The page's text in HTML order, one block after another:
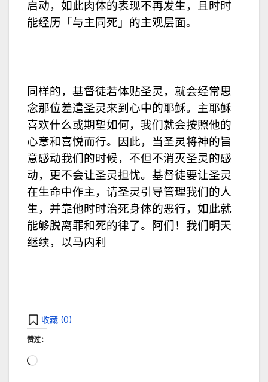
启动，如此肉体的表现不再发生，且时时
能经历「与主同死」的主观层面。
同样的，基督徒若体贴圣灵，就会经常思
念那位差遣圣灵来到心中的耶稣。主耶稣
喜欢什么或期望如何，我们就会按照他的
心意和喜悦而行。因此，当圣灵将神的旨
意感动我们的时候，不但不消灭圣灵的感
动，更不会让圣灵担忧。基督徒要让圣灵
在生命中作主，请圣灵引导管理我们的人
生，并靠他时时治死身体的恶行，如此就
能够脱离罪和死的律了。阿们！我们明天
继续，以马内利
收藏 (0)
赞过：
正